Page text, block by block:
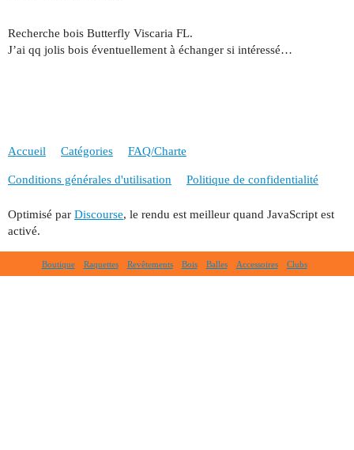
Recherche bois Butterfly Viscaria FL.
J’ai qq jolis bois éventuellement à échanger si intéressé…
Accueil Catégories FAQ/Charte
Conditions générales d'utilisation Politique de confidentialité
Optimisé par Discourse, le rendu est meilleur quand JavaScript est
activé.
Boutique Raquettes Revêtements Bois Balles Accessoires Clubs